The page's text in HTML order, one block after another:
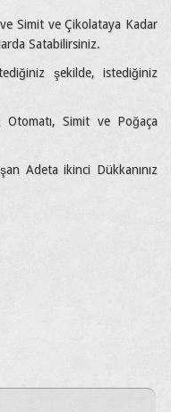
Simit ve Çikolataya Kadar
Satabilirsiniz.
şekilde, istediğiniz
Otomatı, Simit ve Poğaça
Adeta ikinci Dükkanınız